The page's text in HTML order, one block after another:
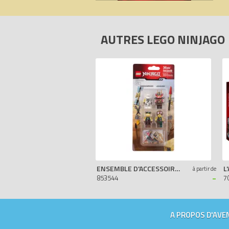
AUTRES LEGO NINJAGO
ENSEMBLE D'ACCESSOIRES LEGO NINJAGO
853544
à partir de
-
A PROPOS